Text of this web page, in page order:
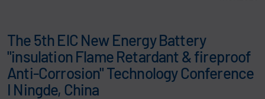
The 5th ElC New Energy Battery
"insulation Flame Retardant & fireproof
Anti-Corrosion" Technology Conference
I Ningde, China